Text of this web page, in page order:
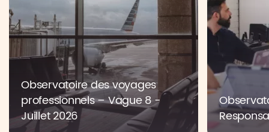
Observatoire des voyages
professionnels – Vague 8 -
Juillet 2026